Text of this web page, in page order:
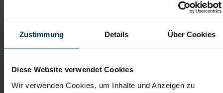
Zustimmung Details Über Cookies
Diese Website verwendet Cookies
Wir verwenden Cookies, um Inhalte und Anzeigen zu
Dateianhänge (max. 30MB gesamt - Bilder, Word oder PDF)
Lebenslauf